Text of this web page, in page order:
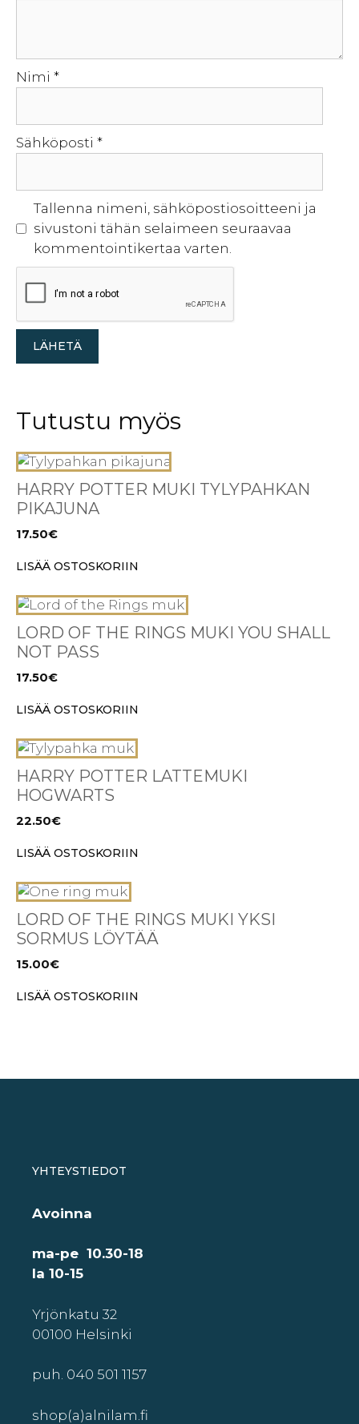
Nimi *
Sähköposti *
Tallenna nimeni, sähköpostiosoitteeni ja
sivustoni tähän selaimeen seuraavaa
kommentointikertaa varten.
Tutustu myös
HARRY POTTER MUKI TYLYPAHKAN
PIKAJUNA
17.50€
LISÄÄ OSTOSKORIIN
LORD OF THE RINGS MUKI YOU SHALL
NOT PASS
17.50€
LISÄÄ OSTOSKORIIN
HARRY POTTER LATTEMUKI
HOGWARTS
22.50€
LISÄÄ OSTOSKORIIN
LORD OF THE RINGS MUKI YKSI
SORMUS LÖYTÄÄ
15.00€
LISÄÄ OSTOSKORIIN
YHTEYSTIEDOT
Avoinna
ma-pe 10.30-18
la 10-15
Yrjönkatu 32
00100 Helsinki
puh. 040 501 1157
shop(a)alnilam.fi